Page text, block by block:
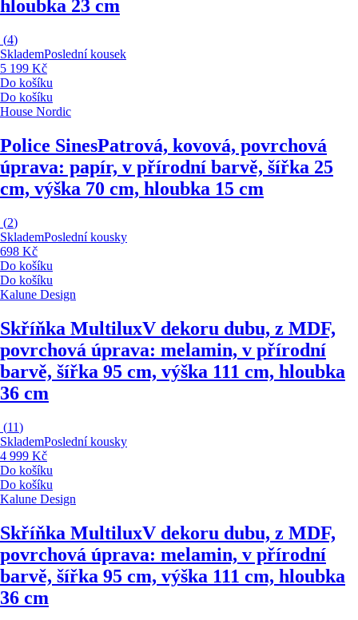
hloubka 23 cm
(4)
SklademPoslední kousek
5 199 Kč
Do košíku
Do košíku
House Nordic
Police SinesPatrová, kovová, povrchová
úprava: papír, v přírodní barvě, šířka 25
cm, výška 70 cm, hloubka 15 cm
(2)
SklademPoslední kousky
698 Kč
Do košíku
Do košíku
Kalune Design
Skříňka MultiluxV dekoru dubu, z MDF,
povrchová úprava: melamin, v přírodní
barvě, šířka 95 cm, výška 111 cm, hloubka
36 cm
(11)
SklademPoslední kousky
4 999 Kč
Do košíku
Do košíku
Kalune Design
Skříňka MultiluxV dekoru dubu, z MDF,
povrchová úprava: melamin, v přírodní
barvě, šířka 95 cm, výška 111 cm, hloubka
36 cm